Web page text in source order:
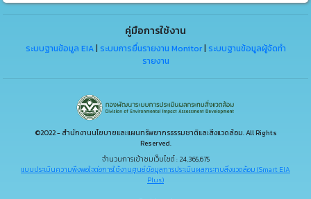
คู่มือการใช้งาน
ระบบฐานข้อมูล EIA| ระบบการยื่นรายงาน Monitor| ระบบฐานข้อมูลผู้จัดทำ
รายงาน
©2022 - สำนักงานนโยบายและแผนทรัพยากรธรรมชาติและสิ่งแวดล้อม. All Rights
Reserved.
จำนวนการเข้าชมเว็บไซต์ : 24,365,675
แบบประเมินความพึงพอใจต่อการใช้งานศูนย์ข้อมูลการประเมินผลกระทบสิ่งแวดล้อม (Smart EIA
Plus)